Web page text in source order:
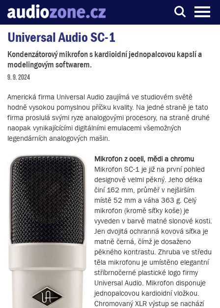
Server o digitálním zpracování zvuku
Universal Audio SC-1
Kondenzátorový mikrofon s kardioidní jednopalcovou kapslí a
modelingovým softwarem.
9. 9. 2024
Americká firma Universal Audio zaujímá ve studiovém světě
hodně vysokou pomyslnou příčku kvality. Na jedné straně je tato
firma proslulá svými ryze analogovými procesory, na straně druhé
naopak vynikajícícími digitálními emulacemi všemožných
legendárních analogových mašin.
Mikrofon z oceli, mědi a chromu
Mikrofon SC-1 je již na první pohled
designově velmi pěkný. Jeho délka
činí 162 mm, průměř v nejširším
místě 52 mm a váha 363 g. Celý
mikrofon (kromě síťky koše) je
vyveden v barvě matné slonové kosti.
Jen dvojitá ochranná kovová síťka je
matně černá, čímž je dosaženo
pěkného kontrastu. Zhruba ve středu
těla mikrofonu je umístěno elegantní
stříbrnočerné plastické logo firmy
Universal Audio. Mikrofon disponuje
jednopalcovou kardioidní vložkou.
Chromovaný XLR výstup se nachází